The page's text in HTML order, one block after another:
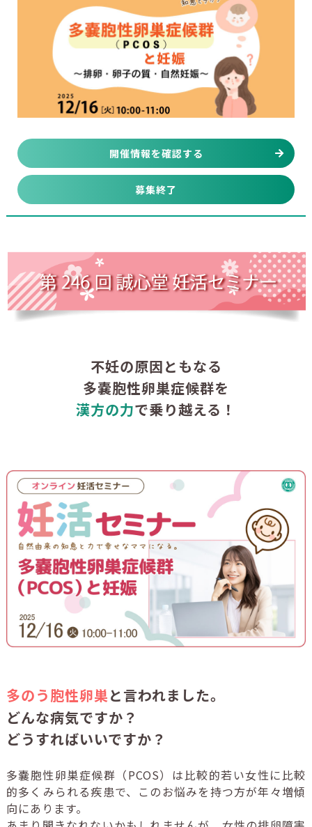
開催情報を確認する
募集終了
不妊の原因ともなる
多嚢胞性卵巣症候群を
漢方の力で乗り越える！
多のう胞性卵巣と言われました。
どんな病気ですか？
どうすればいいですか？
多嚢胞性卵巣症候群（PCOS）は比較的若い女性に比較
的多くみられる疾患で、このお悩みを持つ方が年々増傾
向にあります。